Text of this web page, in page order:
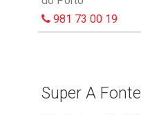
981 73 00 19
Super A Fonte